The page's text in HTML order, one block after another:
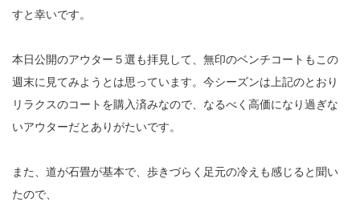
すと幸いです。
本日公開のアウター５選も拝見して、無印のベンチコートもこの
週末に見てみようとは思っています。今シーズンは上記のとおり
リラクスのコートを購入済みなので、なるべく高価になり過ぎな
いアウターだとありがたいです。
また、道が石畳が基本で、歩きづらく足元の冷えも感じると聞い
たので、